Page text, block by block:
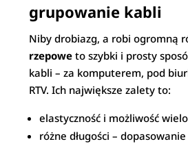
grupowanie kabli
Niby drobiazg, a robi ogromną
rzepowe to szybki i prosty
kabli – za komputerem, pod
RTV. Ich największe zalety to:
elastyczność i możliwość
różne długości –